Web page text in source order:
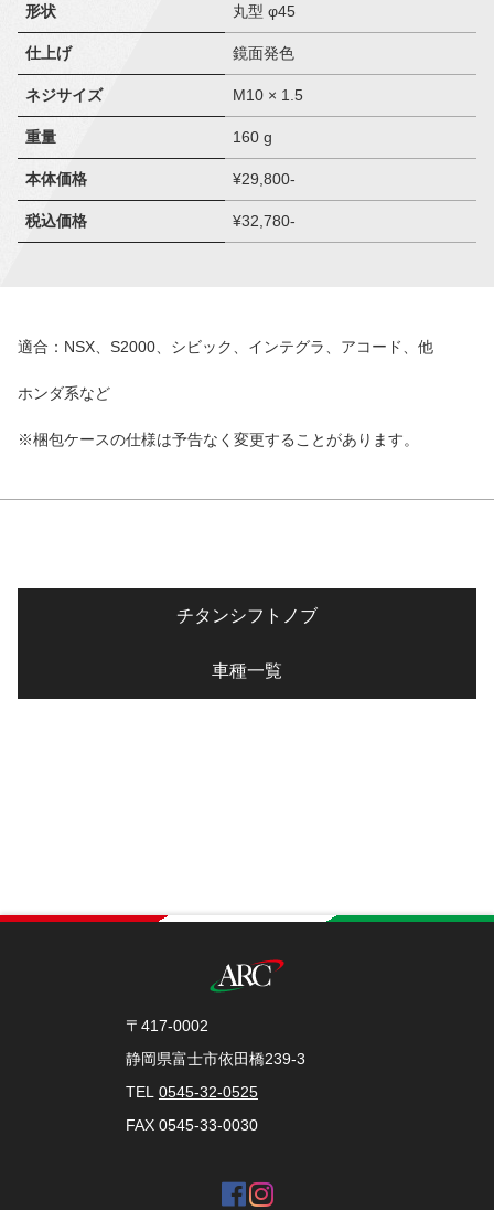
形状 丸型 φ45
仕上げ 鏡面発色
ネジサイズ M10 × 1.5
重量 160 g
本体価格 ¥29,800-
税込価格 ¥32,780-
適合：NSX、S2000、シビック、インテグラ、アコード、他
ホンダ系など
※梱包ケースの仕様は予告なく変更することがあります。
チタンシフトノブ
車種一覧
〒417-0002
静岡県富士市依田橋239-3
TEL 0545-32-0525
FAX 0545-33-0030